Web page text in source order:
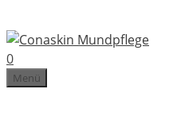
Inhalt
springen
0
Menü